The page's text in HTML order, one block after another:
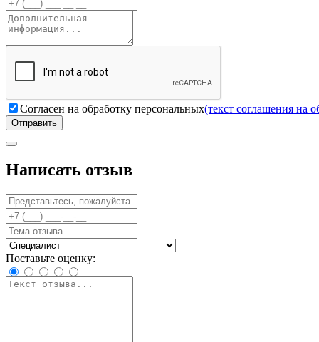
Согласен на обработку персональных(текст соглашения на
Отправить
Написать отзыв
Поставьте оценку: